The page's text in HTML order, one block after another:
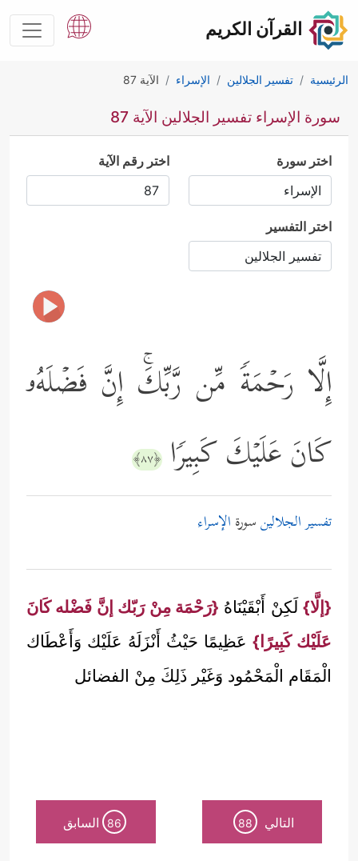
القرآن الكريم
الرئيسية تفسير الجلالين الإسراء الآية 87
سورة الإسراء تفسير الجلالين الآية 87
اختر سورة اختر رقم الآية
اختر التفسير
إِلَّا رَحۡمَةࣰ مِّن رَّبِّكَۚ إِنَّ فَضۡلَهُۥ
كَانَ عَلَیۡكَ كَبِیرࣰا ﴿٨٧﴾
تفسير الجلالينسورة الإسراء
{إلَّا} لَكِنْ أَبْقَيْنَاهُ {رَحْمَة مِنْ رَبّك إنَّ فَضْله كَانَ
عَلَيْك كَبِيرًا} عَظِيمًا حَيْثُ أَنْزَلَهُ عَلَيْك وَأَعْطَاك
الْمَقَام الْمَحْمُود وَغَيْر ذَلِكَ مِنْ الفضائل
التالي 88
86 السابق